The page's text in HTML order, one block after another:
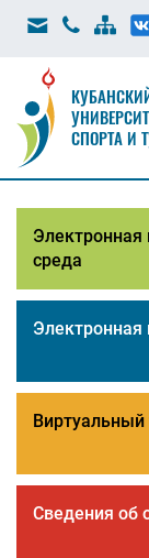
СПОРТА И
среда
Электронная
Виртуальный
Сведения об